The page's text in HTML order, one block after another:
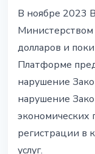
В ноябре 2023
долларов и
Платформе
нарушение
нарушение
экономических
регистрации в
услуг.